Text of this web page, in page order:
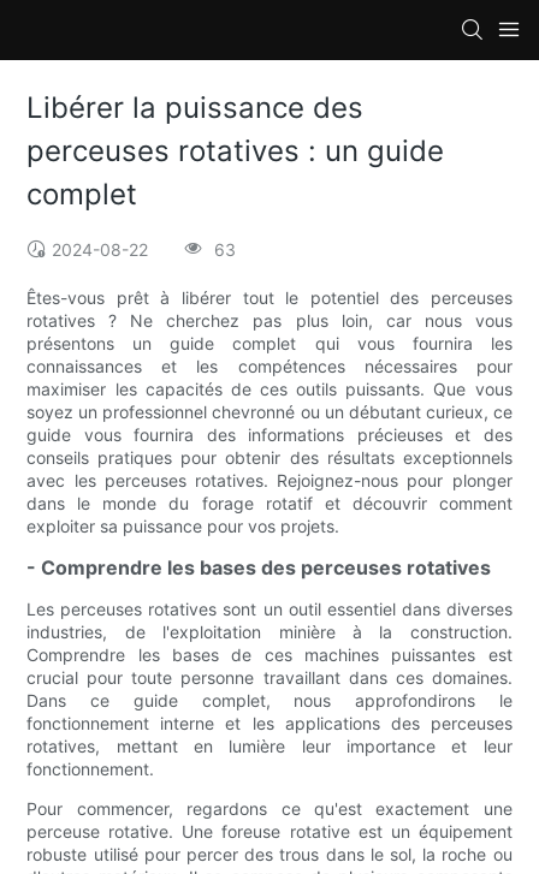
Libérer la puissance des
perceuses rotatives : un guide
complet
2024-08-22 63
Êtes-vous prêt à libérer tout le potentiel des perceuses
rotatives ? Ne cherchez pas plus loin, car nous vous
présentons un guide complet qui vous fournira les
connaissances et les compétences nécessaires pour
maximiser les capacités de ces outils puissants. Que vous
soyez un professionnel chevronné ou un débutant curieux, ce
guide vous fournira des informations précieuses et des
conseils pratiques pour obtenir des résultats exceptionnels
avec les perceuses rotatives. Rejoignez-nous pour plonger
dans le monde du forage rotatif et découvrir comment
exploiter sa puissance pour vos projets.
- Comprendre les bases des perceuses rotatives
Les perceuses rotatives sont un outil essentiel dans diverses
industries, de l'exploitation minière à la construction.
Comprendre les bases de ces machines puissantes est
crucial pour toute personne travaillant dans ces domaines.
Dans ce guide complet, nous approfondirons le
fonctionnement interne et les applications des perceuses
rotatives, mettant en lumière leur importance et leur
fonctionnement.
Pour commencer, regardons ce qu'est exactement une
perceuse rotative. Une foreuse rotative est un équipement
robuste utilisé pour percer des trous dans le sol, la roche ou